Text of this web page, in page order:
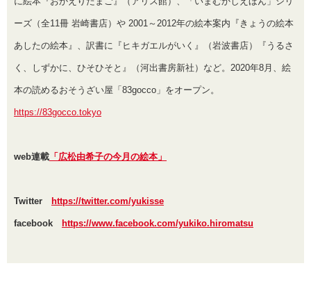
ーズ（全11冊 岩崎書店）や 2001～2012年の絵本案内『きょうの絵本
あしたの絵本』、訳書に『ヒキガエルがいく』（岩波書店）『うるさ
く、しずかに、ひそひそと』（河出書房新社）など。2020年8月、絵
本の読めるおそうざい屋「83gocco」をオープン。
https://83gocco.tokyo
web連載 「広松由希子の今月の絵本」
Twitter https://twitter.com/yukisse
facebook https://www.facebook.com/yukiko.hiromatsu